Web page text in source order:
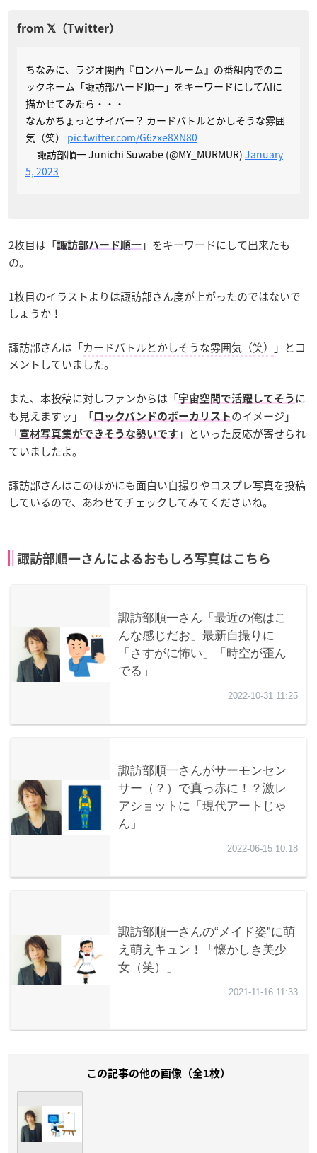
ちなみに、ラジオ関西『ロンハールーム』の番組内でのニ
ックネーム「諏訪部ハード順一」をキーワードにしてAIに
描かせてみたら・・・
なんかちょっとサイバー？ カードバトルとかしそうな雰囲
気（笑） pic.twitter.com/G6zxe8XN80
— 諏訪部順一 Junichi Suwabe (@MY_MURMUR) January
5, 2023
2枚目は「諏訪部ハード順一 」をキーワードにして出来たも
の。
1枚目のイラストよりは諏訪部さん度が上がったのではないで
しょうか！
諏訪部さんは「カードバトルとかしそうな雰囲気（笑）
」とコ
メントしていました。
また、本投稿に対しファンからは「宇宙空間で活躍してそう に
も見えますッ」「ロックバンドのボーカリスト のイメージ」
「宣材写真集ができそうな勢いです 」といった反応が寄せられ
ていましたよ。
諏訪部さんはこのほかにも面白い自撮りやコスプレ写真を投稿
しているので、あわせてチェックしてみてくださいね。
諏訪部順一さんによるおもしろ写真はこちら
この記事の他の画像（全1枚）